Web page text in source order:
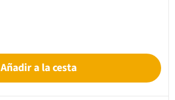
Añadir a la cesta